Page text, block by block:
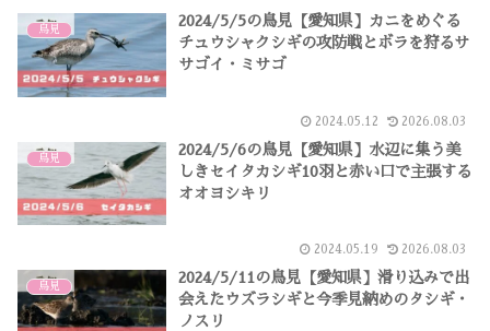
鳥見
2024/5/5の鳥見【愛知県】カニをめぐる
チュウシャクシギの攻防戦とボラを狩るサ
サゴイ・ミサゴ
2024.05.12 2026.08.03
鳥見
2024/5/6の鳥見【愛知県】水辺に集う美
しきセイタカシギ10羽と赤い口で主張する
オオヨシキリ
2024.05.19 2026.08.03
鳥見
2024/5/11の鳥見【愛知県】滑り込みで出
会えたウズラシギと今季見納めのタシギ・
ノスリ